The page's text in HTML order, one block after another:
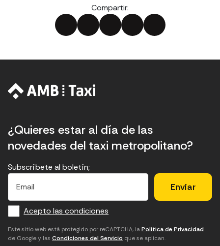
Compartir:
¿Quieres estar al día de las
novedades del taxi metropolitano?
E
f
o
r
m
E
c
a
m
p
H
u
d
'
a
×
Subscríbete al boletín;
E
a
i
l
Acepto las condiciones
Este sitio web está protegido por reCAPTCHA, laPolítica de Privacidad
de Google y las Condiciones del Servicio que se aplican.